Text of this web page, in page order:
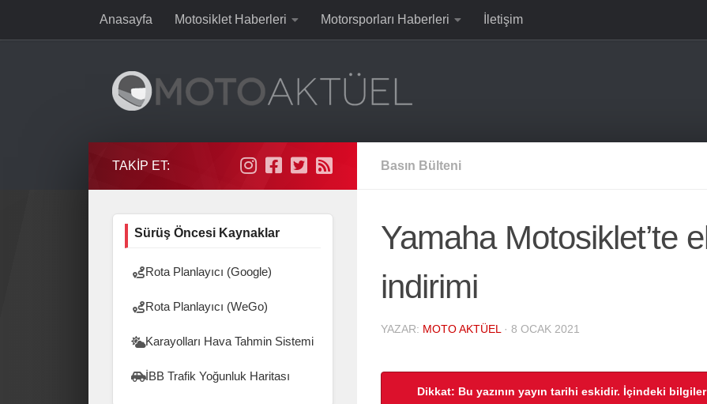
Skip to contentAnasayfa Motosiklet Haberleri Motorsporları Haberleri İletişim
Basın Bülteni
Yamaha Motosiklet’te
indirimi
YAZAR: MOTO AKTÜEL · 8 OCAK 2021
Dikkat: Bu yazının yayın tarihi eskidir. İçindeki
TAKIP ET:
Sürüş Öncesi Kaynaklar
Rota Planlayıcı (Google)
Rota Planlayıcı (WeGo)
Karayolları Hava Tahmin Sistemi
İBB Trafik Yoğunluk Haritası